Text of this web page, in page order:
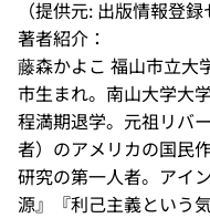
（提供元: 出版情報登
著者紹介：
藤森かよこ 福山市立大
市生まれ。南山大学大
程満期退学。元祖リバ
者）のアメリカの国民
研究の第一人者。アイ
源』『利己主義という